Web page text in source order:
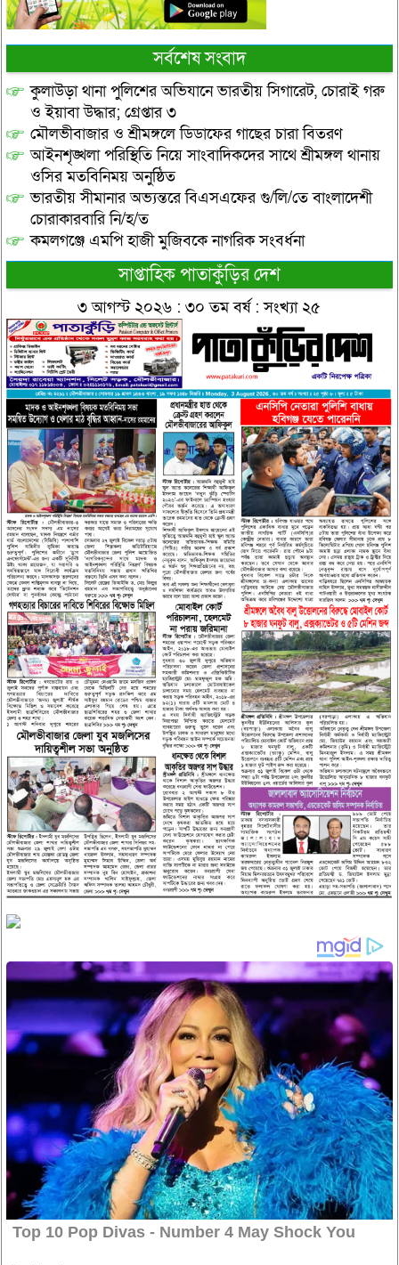
সর্বশেষ সংবাদ
কুলাউড়া থানা পুলিশের অভিযানে ভারতীয় সিগারেট, চোরাই গরু
ও ইয়াবা উদ্ধার; গ্রেপ্তার ৩
মৌলভীবাজার ও শ্রীমঙ্গলে ডিডাফের গাছের চারা বিতরণ
আইনশৃঙ্খলা পরিস্থিতি নিয়ে সাংবাদিকদের সাথে শ্রীমঙ্গল থানায়
ওসির মতবিনিময় অনুষ্ঠিত
ভারতীয় সীমানার অভ্যন্তরে বিএসএফের গু/লি/তে বাংলাদেশী
চোরাকারবারি নি/হ/ত
কমলগঞ্জে এমপি হাজী মুজিবকে নাগরিক সংবর্ধনা
সাপ্তাহিক পাতাকুঁড়ির দেশ
৩ আগস্ট ২০২৬ : ৩০ তম বর্ষ : সংখ্যা ২৫